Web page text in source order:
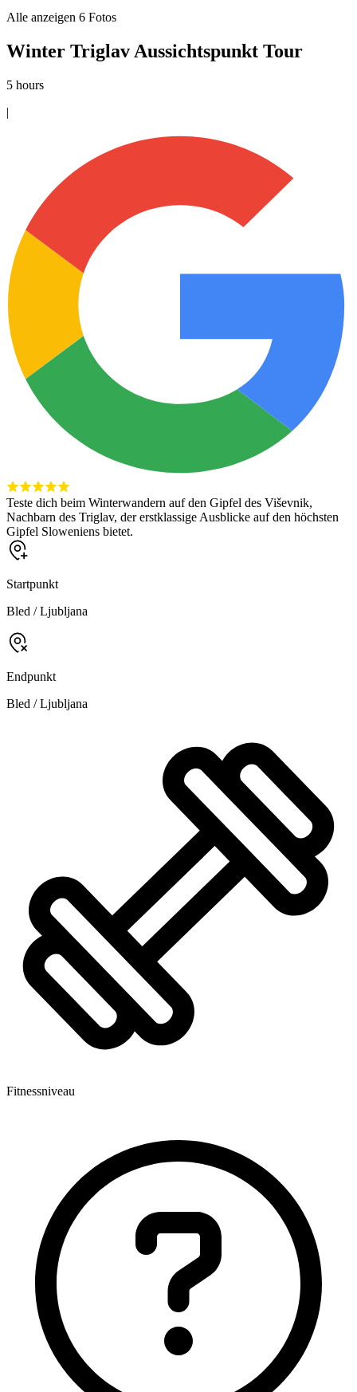
Alle anzeigen 6 Fotos
Winter Triglav Aussichtspunkt Tour
5 hours
|
Teste dich beim Winterwandern auf den Gipfel des Viševnik,
Nachbarn des Triglav, der erstklassige Ausblicke auf den höchsten
Gipfel Sloweniens bietet.
Startpunkt
Bled / Ljubljana
Endpunkt
Bled / Ljubljana
Fitnessniveau